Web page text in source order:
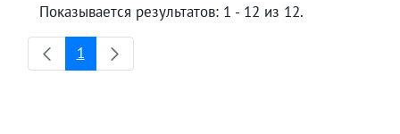
Показывается результатов: 1 - 12 из 12.
Страница
1